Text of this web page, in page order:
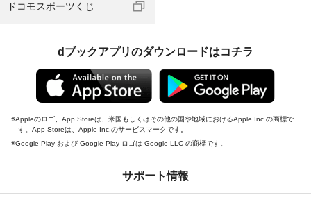
ドコモスポーツくじ
dブックアプリのダウンロードはコチラ
Appleのロゴ、App Storeは、米国もしくはその他の国や地域におけるApple Inc.の商標で
す。App Storeは、Apple Inc.のサービスマークです。
Google Play および Google Play ロゴは Google LLC の商標です。
サポート情報